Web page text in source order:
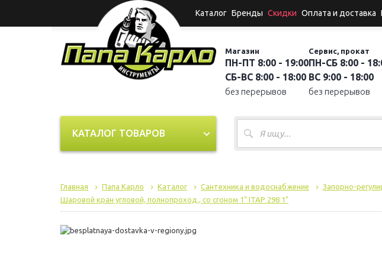
Каталог Бренды Скидки Оплата и доставка
Магазин
ПН-ПТ 8:00 - 19:00
СБ-ВС 8:00 - 18:00
без перерывов
Сервис, прокат
ПН-СБ 8:00 -
ВС 9:00 - 18:00
без перерывов
КАТАЛОГ ТОВАРОВ
Главная Папа Карло Каталог Сантехника и водоснабжение Запорно-
Шаровой кран угловой, полнопроход., со сгоном 1" ITAP 298 1"